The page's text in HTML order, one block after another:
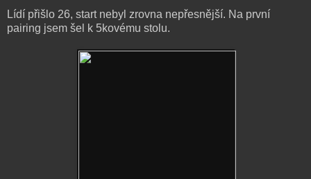
Lídí přišlo 26, start nebyl zrovna nepřesnější. Na první
pairing jsem šel k 5kovému stolu.